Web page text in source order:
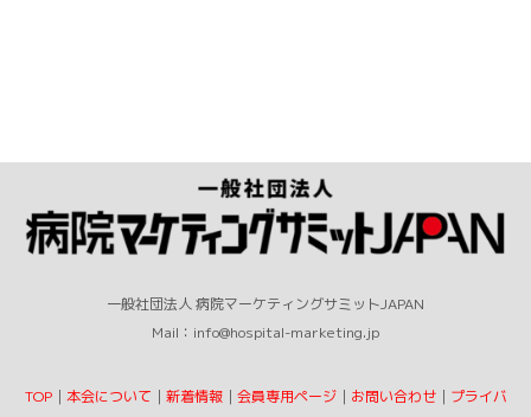
一般社団法人 病院マーケティングサミットJAPAN
Mail：info@hospital-marketing.jp
TOP｜ 本会について ｜ 新着情報｜ 会員専用ページ｜ お問い合わせ｜ プライバ